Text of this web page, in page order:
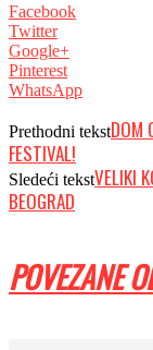
Facebook
Twitter
Google+
Pinterest
WhatsApp
Prethodni tekstDOM
FESTIVAL!
Sledeći tekstVELIKI
BEOGRAD
POVEZANE